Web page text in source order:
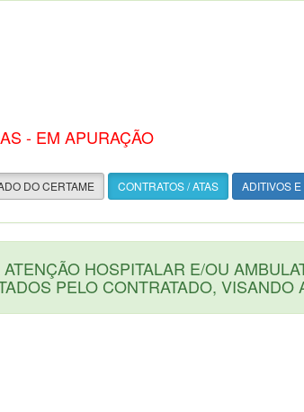
- EM APURAÇÃO
DO CERTAME CONTRATOS / ATAS ADITIVOS
HOSPITALAR E/OU
PELO CONTRATADO, VISANDO